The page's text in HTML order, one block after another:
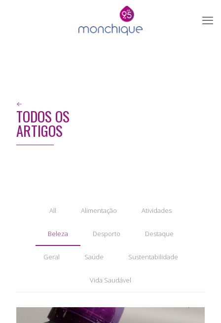
←
TODOS OS
ARTIGOS
All Alimentação Atividades
Beleza Desporto Destaque
Geral Saúde Sustentabilidade
Vida Saudável